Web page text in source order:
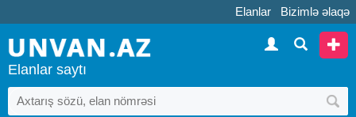
Elanlar Bizimlə əlaqə
Elanlar saytı